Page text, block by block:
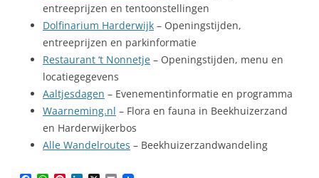
entreeprijzen en tentoonstellingen
Dolfinarium Harderwijk – Openingstijden,
entreeprijzen en parkinformatie
Restaurant ‘t Nonnetje – Openingstijden, menu en
locatiegegevens
Aaltjesdagen – Evenementinformatie en programma
Waarneming.nl – Flora en fauna in Beekhuizerzand
en Harderwijkerbos
Alle Wandelroutes – Beekhuizerzandwandeling